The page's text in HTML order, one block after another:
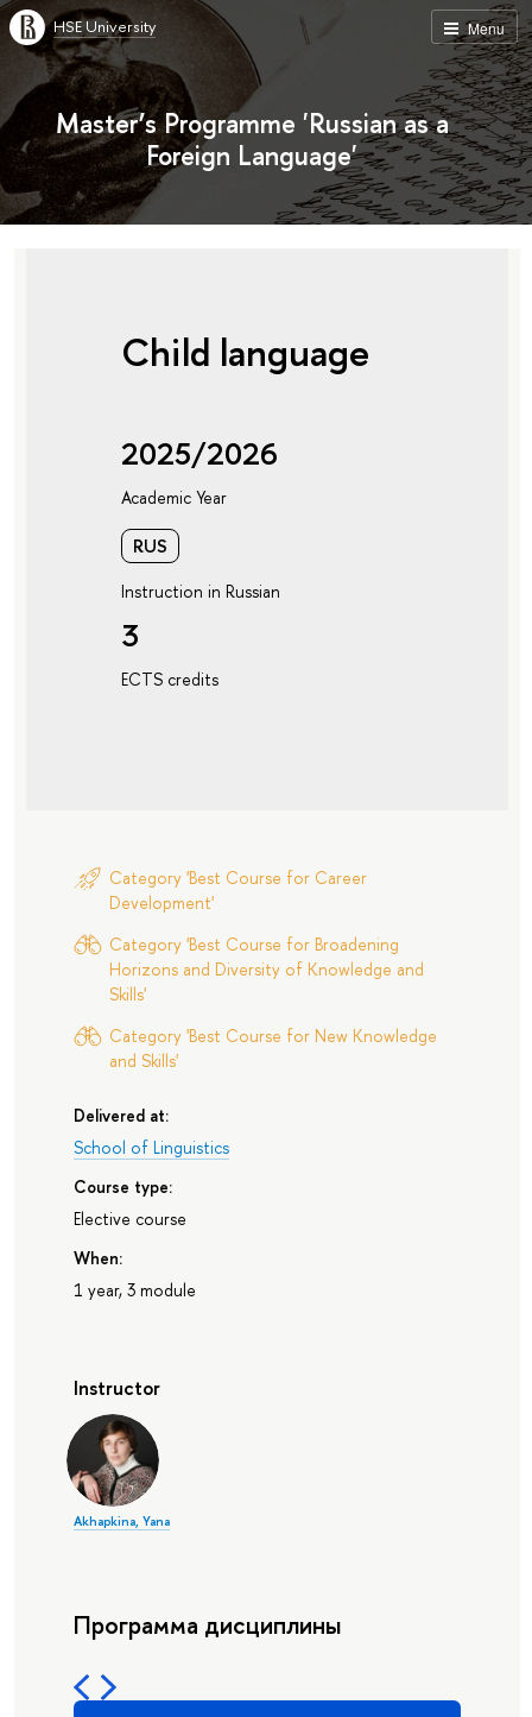
Menu
HSE University
Master’s Programme 'Russian as a
Foreign Language'
Child language
2025/2026
Academic Year
RUS
Instruction in Russian
3
ECTS credits
Category 'Best Course for Career
Development'
Category 'Best Course for Broadening
Horizons and Diversity of Knowledge and
Skills'
Category 'Best Course for New Knowledge
and Skills'
Delivered at:
School of Linguistics
Course type:
Elective course
When:
1 year, 3 module
Instructor
Akhapkina, Yana
Программа дисциплины